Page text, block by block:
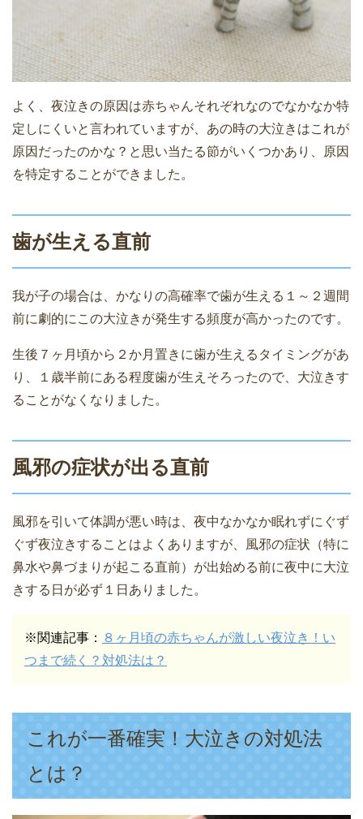
よく、夜泣きの原因は赤ちゃんそれぞれなのでなかなか特
定しにくいと言われていますが、あの時の大泣きはこれが
原因だったのかな？と思い当たる節がいくつかあり、原因
を特定することができました。
歯が生える直前
我が子の場合は、かなりの高確率で歯が生える１～２週間
前に劇的にこの大泣きが発生する頻度が高かったのです。
生後７ヶ月頃から２か月置きに歯が生えるタイミングがあ
り、１歳半前にある程度歯が生えそろったので、大泣きす
ることがなくなりました。
風邪の症状が出る直前
風邪を引いて体調が悪い時は、夜中なかなか眠れずにぐず
ぐず夜泣きすることはよくありますが、風邪の症状（特に
鼻水や鼻づまりが起こる直前）が出始める前に夜中に大泣
きする日が必ず１日ありました。
※関連記事： ８ヶ月頃の赤ちゃんが激しい夜泣き！い
つまで続く？対処法は？
これが一番確実！大泣きの対処法
とは？